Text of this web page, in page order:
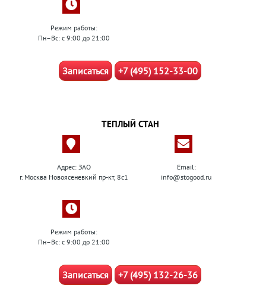
Режим работы:
Пн–Вс: с 9:00 до 21:00
Записаться +7 (495) 152-33-00
ТЕПЛЫЙ СТАН
Адрес: ЗАО
г. Москва Новоясеневкий пр-кт, 8с1
Email:
info@stogood.ru
Режим работы:
Пн–Вс: с 9:00 до 21:00
Записаться +7 (495) 132-26-36